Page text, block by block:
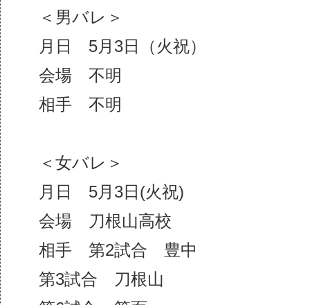
＜男バレ＞
月日 5月3日（火祝）
会場 不明
相手 不明
＜女バレ＞
月日 5月3日(火祝)
会場 刀根山高校
相手 第2試合 豊中
第3試合 刀根山